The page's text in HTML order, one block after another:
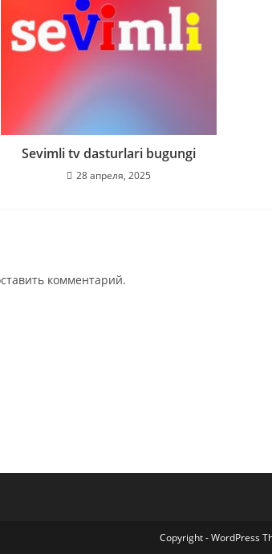
Sevimli tv dasturlari bugungi
28 апреля, 2025
комментарий.
Copyright - WordPress